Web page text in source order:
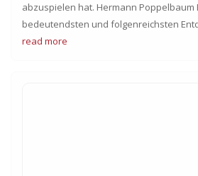
abzuspielen hat. Hermann Poppelbaum
bedeutendsten und folgenreichsten
read more